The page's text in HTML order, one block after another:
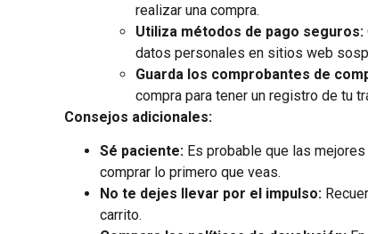
realizar una compra.
Utiliza métodos de pago seguros:
datos personales en sitios web
Guarda los comprobantes de
compra para tener un registro de tu
Consejos adicionales:
Sé paciente: Es probable que las
comprar lo primero que veas.
No te dejes llevar por el impulso:
carrito.